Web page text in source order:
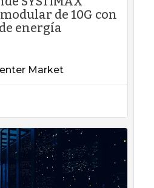
de 10G con
energía
Market